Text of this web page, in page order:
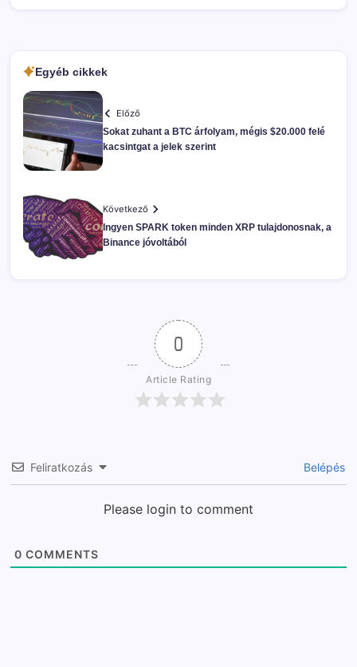
Egyéb cikkek
Előző
Sokat zuhant a BTC árfolyam, mégis $20.000 felé
kacsintgat a jelek szerint
Következő
Ingyen SPARK token minden XRP tulajdonosnak, a
Binance jóvoltából
0
Article Rating
Feliratkozás Belépés
Please login to comment
0 COMMENTS